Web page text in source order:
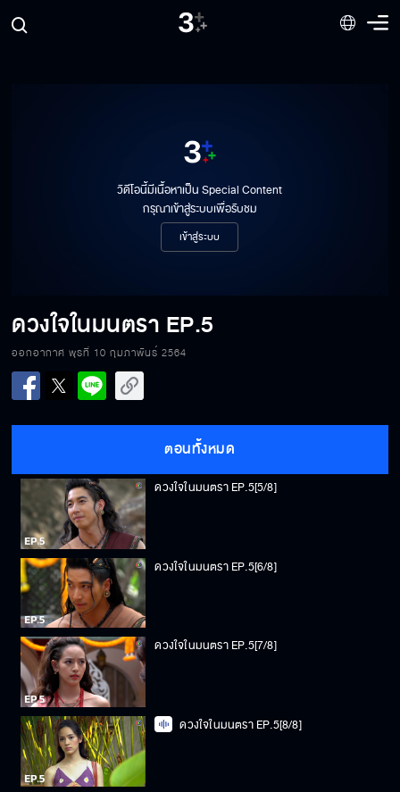
วิดีโอนี้มีเนื้อหาเป็น Special Content
กรุณาเข้าสู่ระบบเพื่อรับชม
เข้าสู่ระบบ
ดวงใจในมนตรา EP.5
ออกอากาศ พุธที่ 10 กุมภาพันธ์ 2564
ตอนทั้งหมด
ดวงใจในมนตรา EP.5[2/8]
ดวงใจในมนตรา EP.5[3/8]
ดวงใจในมนตรา EP.5[5/8]
ดวงใจในมนตรา EP.5[6/8]
ดวงใจในมนตรา EP.5[7/8]
ดวงใจในมนตรา EP.5[8/8]